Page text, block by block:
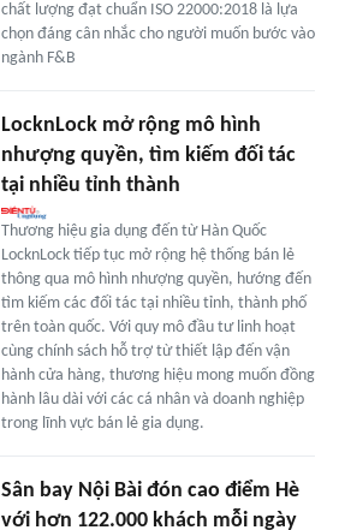
chất lượng đạt chuẩn ISO 22000:2018 là lựa
chọn đáng cân nhắc cho người muốn bước vào
ngành F&B
LocknLock mở rộng mô hình
nhượng quyền, tìm kiếm đối tác
tại nhiều tỉnh thành
Thương hiệu gia dụng đến từ Hàn Quốc
LocknLock tiếp tục mở rộng hệ thống bán lẻ
thông qua mô hình nhượng quyền, hướng đến
tìm kiếm các đối tác tại nhiều tỉnh, thành phố
trên toàn quốc. Với quy mô đầu tư linh hoạt
cùng chính sách hỗ trợ từ thiết lập đến vận
hành cửa hàng, thương hiệu mong muốn đồng
hành lâu dài với các cá nhân và doanh nghiệp
trong lĩnh vực bán lẻ gia dụng.
Sân bay Nội Bài đón cao điểm Hè
với hơn 122.000 khách mỗi ngày